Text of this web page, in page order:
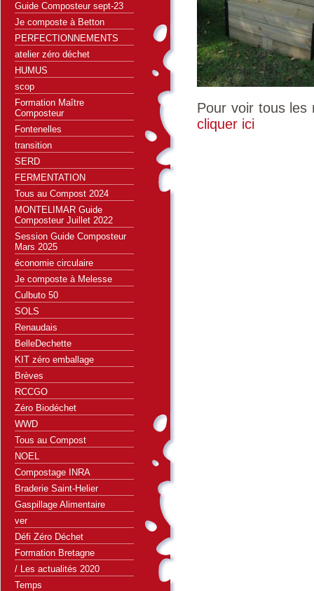
Guide Composteur sept-23
Je composte à Betton
PERFECTIONNEMENTS
atelier zéro déchet
HUMUS
scop
Formation Maître
Composteur
Fontenelles
transition
SERD
FERMENTATION
Tous au Compost 2024
MONTELIMAR Guide
Composteur Juillet 2022
Session Guide Composteur
Mars 2025
économie circulaire
Je composte à Melesse
Culbuto 50
SOLS
Renaudais
BelleDechette
KIT zéro emballage
Brèves
RCCGO
Zéro Biodéchet
WWD
Tous au Compost
NOEL
Compostage INRA
Braderie Saint-Helier
Gaspillage Alimentaire
ver
Défi Zéro Déchet
Formation Bretagne
/ Les actualités 2020
Temps
Pour voir tous les
cliquer ici